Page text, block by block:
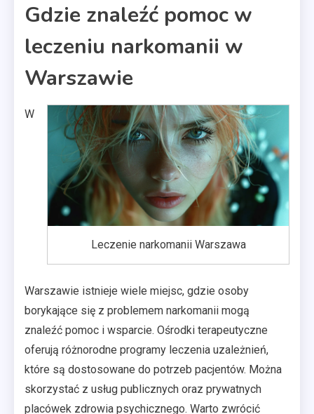
Gdzie znaleźć pomoc w
leczeniu narkomanii w
Warszawie
Leczenie narkomanii Warszawa
W
Warszawie istnieje wiele miejsc, gdzie osoby
borykające się z problemem narkomanii mogą
znaleźć pomoc i wsparcie. Ośrodki terapeutyczne
oferują różnorodne programy leczenia uzależnień,
które są dostosowane do potrzeb pacjentów. Można
skorzystać z usług publicznych oraz prywatnych
placówek zdrowia psychicznego. Warto zwrócić